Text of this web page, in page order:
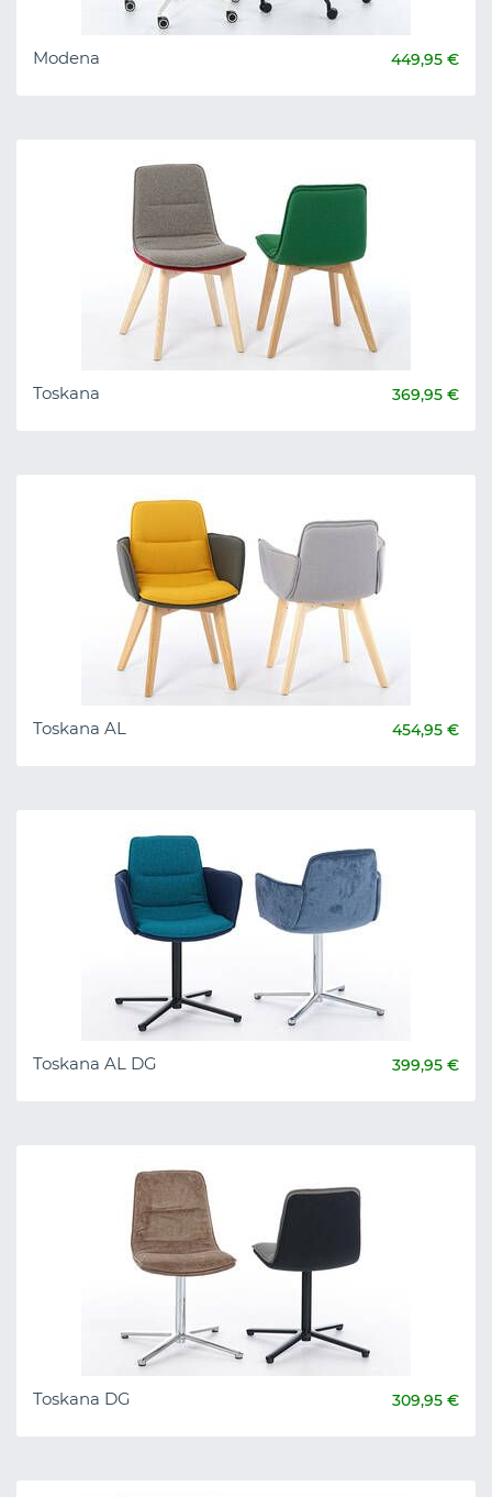
Modena 449,95 €
Toskana 369,95 €
Toskana AL 454,95 €
Toskana AL DG 399,95 €
Toskana DG 309,95 €